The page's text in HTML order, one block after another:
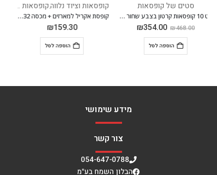
קופסאות וציוד נלווה,קופסאות מאקריל
קופסת אקריל למארזים + מכסה 32*32 גובה 20 ס"מ
₪159.30
הוספה לסל
סטים של קופסאות,קופסאות וציוד נלווה
סט 3 קופסאות לב לבן
₪69.00
53.10
הוספה לסל
מידע שימושי
צור קשר
054-647-0788
הבלון השמח בע"מ